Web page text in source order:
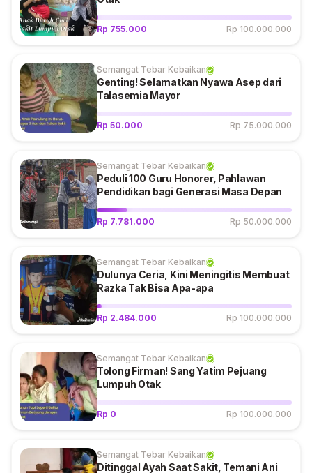
Rp 755.000 Rp 100.000.000
Semangat Tebar Kebaikan
Genting! Selamatkan Nyawa Asep dari
Talasemia Mayor
Rp 50.000 Rp 75.000.000
Semangat Tebar Kebaikan
Peduli 100 Guru Honorer, Pahlawan
Pendidikan bagi Generasi Masa Depan
Rp 7.781.000 Rp 50.000.000
Semangat Tebar Kebaikan
Dulunya Ceria, Kini Meningitis Membuat
Razka Tak Bisa Apa-apa
Rp 2.484.000 Rp 100.000.000
Semangat Tebar Kebaikan
Tolong Firman! Sang Yatim Pejuang
Lumpuh Otak
Rp 0 Rp 100.000.000
Semangat Tebar Kebaikan
Ditinggal Ayah Saat Sakit, Temani Ani